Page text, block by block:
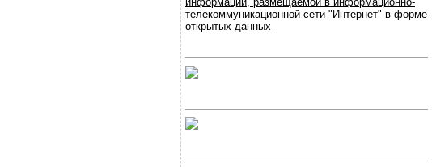
телекоммуникационной сети "Интернет" в форме
открытых данных